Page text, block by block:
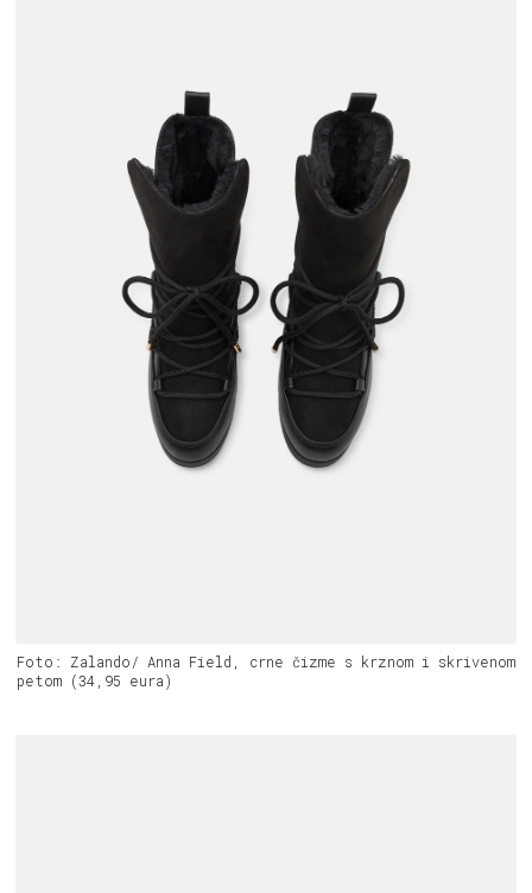
Foto: Zalando/ Anna Field, crne čizme s krznom i skrivenom
petom (34,95 eura)